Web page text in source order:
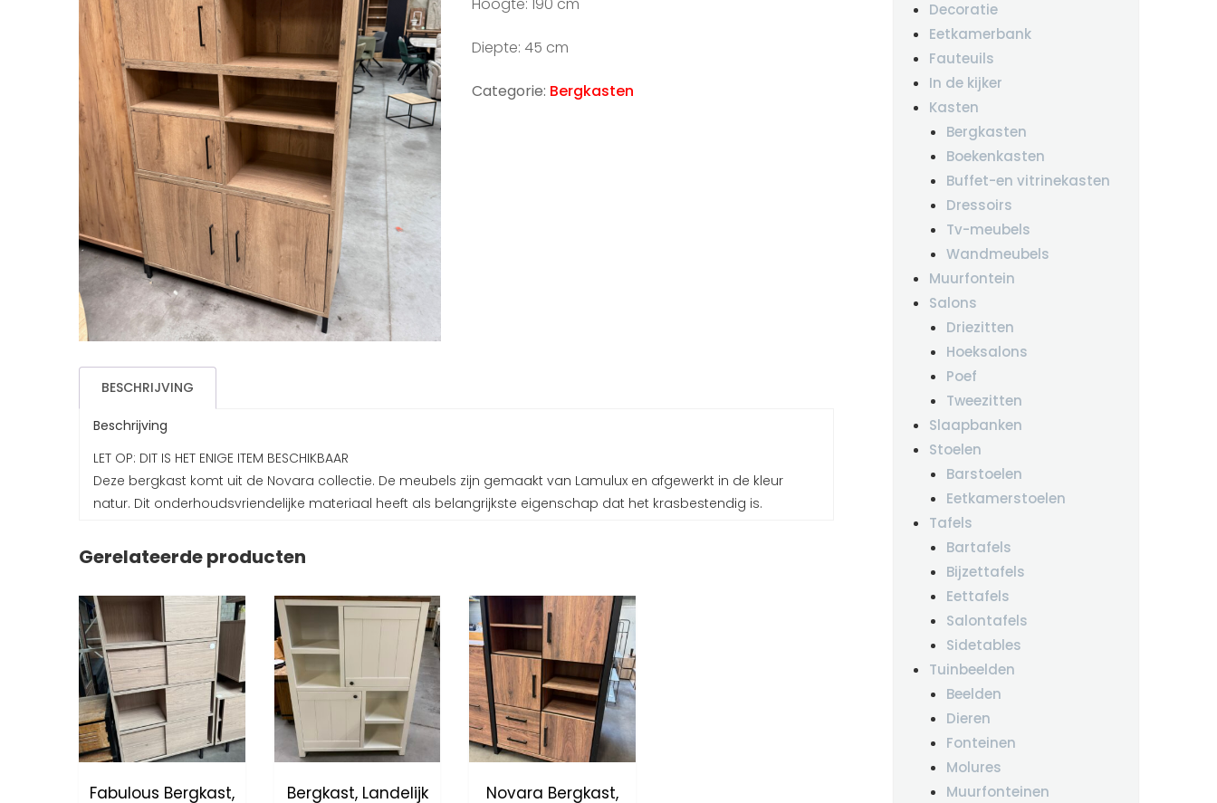
Diepte: 45 cm
Categorie: Bergkasten
BESCHRIJVING
Beschrijving
LET OP: DIT IS HET ENIGE ITEM BESCHIKBAAR
Deze bergkast komt uit de Novara collectie. De meubels zijn gemaakt van Lamulux en afgewerkt in de kleur
natur. Dit onderhoudsvriendelijke materiaal heeft als belangrijkste eigenschap dat het krasbestendig is.
Gerelateerde producten
Fabulous Bergkast,
Bergkast, Landelijk
Novara Bergkast,
Decoratie
Eetkamerbank
Fauteuils
In de kijker
Kasten
Bergkasten
Boekenkasten
Buffet-en vitrinekasten
Dressoirs
Tv-meubels
Wandmeubels
Muurfontein
Salons
Driezitten
Hoeksalons
Poef
Tweezitten
Slaapbanken
Stoelen
Barstoelen
Eetkamerstoelen
Tafels
Bartafels
Bijzettafels
Eettafels
Salontafels
Sidetables
Tuinbeelden
Beelden
Dieren
Fonteinen
Molures
Muurfonteinen